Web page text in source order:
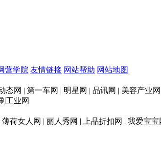
营学院 友情链接 网站帮助 网站地图
网 | 第一车网 | 明星网 | 品讯网 | 美容产业
工业网
荷女人网 | 丽人秀网 | 上品折扣网 | 我爱宝